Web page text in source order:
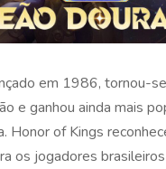
em 1986, tornou-
e ganhou ainda mais
Honor of Kings
os jogadores